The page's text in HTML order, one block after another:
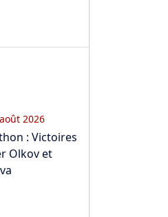
2026
: Victoires
Olkov et